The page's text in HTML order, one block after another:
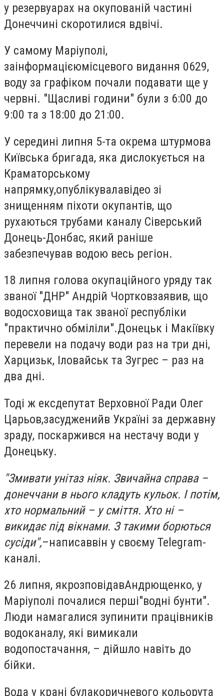
у резервуарах на окупованій частині
Донеччині скоротилися вдвічі.
У самому Маріуполі,
заінформацієюмісцевого видання 0629,
воду за графіком почали подавати ще у
червні. "Щасливі години" були з 6:00 до
9:00 та з 18:00 до 21:00.
У середині липня 5-та окрема штурмова
Київська бригада, яка дислокується на
Краматорському
напрямку,опублікувалавідео зі
знищенням піхоти окупантів, що
рухаються трубами каналу Сіверський
Донець-Донбас, який раніше
забезпечував водою весь регіон.
18 липня голова окупаційного уряду так
званої "ДНР" Андрій Чортковзаявив, що
водосховища так званої республіки
"практично обміліли".Донецьк і Макіївку
перевели на подачу води раз на три дні,
Харцизьк, Іловайськ та Зугрес – раз на
два дні.
Тоді ж ексдепутат Верховної Ради Олег
Царьов,засудженийв Україні за державну
зраду, поскаржився на нестачу води у
Донецьку.
"Змивати унітаз ніяк. Звичайна справа –
донеччани в нього кладуть кульок. І потім,
хто нормальний – у сміття. Хто ні –
викидає під вікнами. З такими борються
сусіди",–написаввін у своєму Telegram-
каналі.
26 липня, якрозповідавАндрющенко, у
Маріуполі почалися перші"водні бунти".
Люди намагалися зупинити працівників
водоканалу, які вимикали
водопостачання, – дійшло навіть до
бійки.
Вода у крані булакоричневого кольорута